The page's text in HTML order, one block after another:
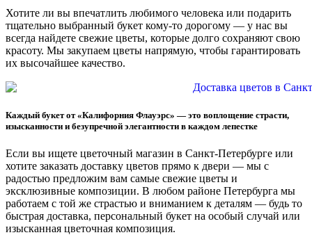
Хотите ли вы впечатлить любимого человека или подарить
тщательно выбранный букет кому-то дорогому — у нас вы
всегда найдете свежие цветы, которые долго сохраняют свою
красоту. Мы закупаем цветы напрямую, чтобы гарантировать
их высочайшее качество.
Каждый букет от «Калифорния Флауэрс» — это воплощение страсти,
изысканности и безупречной элегантности в каждом лепестке
Если вы ищете цветочный магазин в Санкт-Петербурге или
хотите заказать доставку цветов прямо к двери — мы с
радостью предложим вам самые свежие цветы и
эксклюзивные композиции. В любом районе Петербурга мы
работаем с той же страстью и вниманием к деталям — будь то
быстрая доставка, персональный букет на особый случай или
изысканная цветочная композиция.